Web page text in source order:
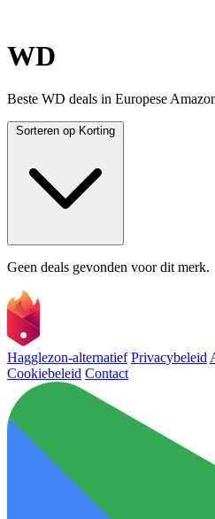
WD
Beste WD deals in Europese
Sorteren op Korting
Geen deals gevonden voor dit merk.
Hagglezon-alternatief Privacybeleid
Cookiebeleid Contact